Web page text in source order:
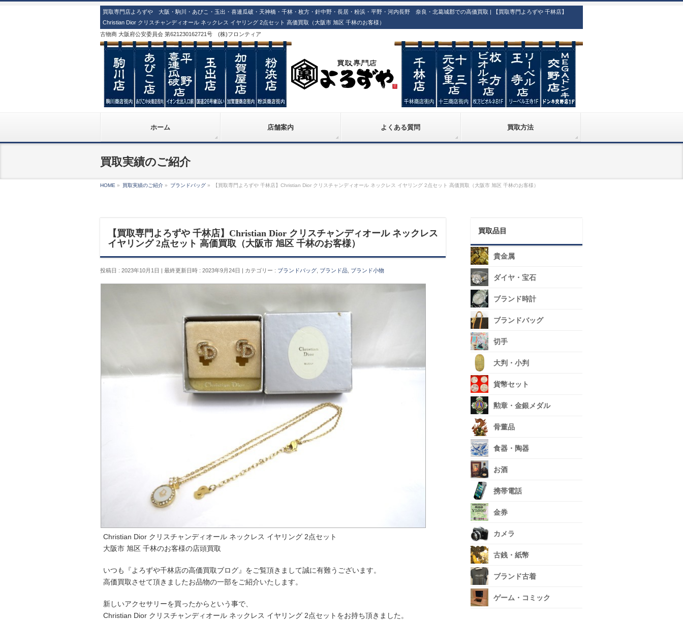
買取専門店よろずや 大阪・駒川・あびこ・玉出・喜連瓜破・天神橋・千林・枚方・針中野・長居・粉浜・平野・河内長野 奈良・北葛城郡での高価買取 | 【買取専門よろずや 千林店】
Christian Dior クリスチャンディオール ネックレス イヤリング 2点セット 高価買取（大阪市 旭区 千林のお客様）
古物商 大阪府公安委員会 第621230162721号 (株)フロンティア
ホーム 店舗案内 よくある質問 買取方法
買取実績のご紹介
HOME » 買取実績のご紹介 » ブランドバッグ » 【買取専門よろずや 千林店】Christian Dior クリスチャンディオール ネックレス イヤリング 2点セット 高価買取（大阪市 旭区 千林のお客様）
【買取専門よろずや 千林店】Christian Dior クリスチャンディオール ネックレス
イヤリング 2点セット 高価買取（大阪市 旭区 千林のお客様）
投稿日 : 2023年10月1日 最終更新日時 : 2023年9月24日 カテゴリー : ブランドバッグ ブランド品 ブランド小物
Christian Dior クリスチャンディオール ネックレス イヤリング 2点セット
大阪市 旭区 千林のお客様の店頭買取
いつも『よろずや千林店の高価買取ブログ』をご覧頂きまして誠に有難うございます。
高価買取させて頂きましたお品物の一部をご紹介いたします。
新しいアクセサリーを買ったからという事で、
Christian Dior クリスチャンディオール ネックレス イヤリング 2点セットをお持ち頂きました。
買取品目
貴金属
ダイヤ・宝石
ブランド時計
ブランドバッグ
切手
大判・小判
貨幣セット
勲章・金銀メダル
骨董品
食器・陶器
お酒
携帯電話
金券
カメラ
古銭・紙幣
ブランド古着
ゲーム・コミック